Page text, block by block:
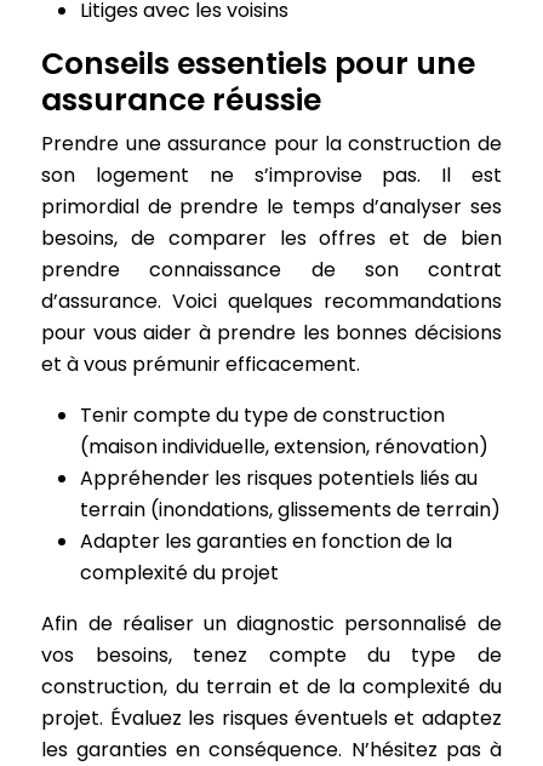
Litiges avec les voisins
Conseils essentiels pour une
assurance réussie
Prendre une assurance pour la construction de
son logement ne s’improvise pas. Il est
primordial de prendre le temps d’analyser ses
besoins, de comparer les offres et de bien
prendre connaissance de son contrat
d’assurance. Voici quelques recommandations
pour vous aider à prendre les bonnes décisions
et à vous prémunir efficacement.
Tenir compte du type de construction
(maison individuelle, extension, rénovation)
Appréhender les risques potentiels liés au
terrain (inondations, glissements de terrain)
Adapter les garanties en fonction de la
complexité du projet
Afin de réaliser un diagnostic personnalisé de
vos besoins, tenez compte du type de
construction, du terrain et de la complexité du
projet. Évaluez les risques éventuels et adaptez
les garanties en conséquence. N’hésitez pas à